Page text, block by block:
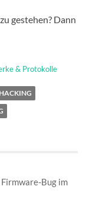
gestehen? Dann
& Protokolle
HACKING
Bug im